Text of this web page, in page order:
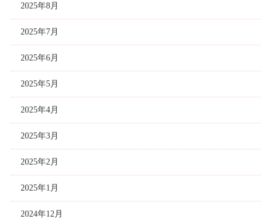
2025年8月
2025年7月
2025年6月
2025年5月
2025年4月
2025年3月
2025年2月
2025年1月
2024年12月